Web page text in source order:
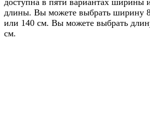
длины. Вы можете выбрать ширину
или 140 см. Вы можете выбрать
см.